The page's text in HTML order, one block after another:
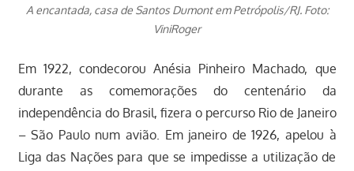
A encantada, casa de Santos Dumont em Petrópolis/RJ. Foto:
ViniRoger
Em 1922, condecorou Anésia Pinheiro Machado, que
durante as comemorações do centenário da
independência do Brasil, fizera o percurso Rio de Janeiro
– São Paulo num avião. Em janeiro de 1926, apelou à
Liga das Nações para que se impedisse a utilização de